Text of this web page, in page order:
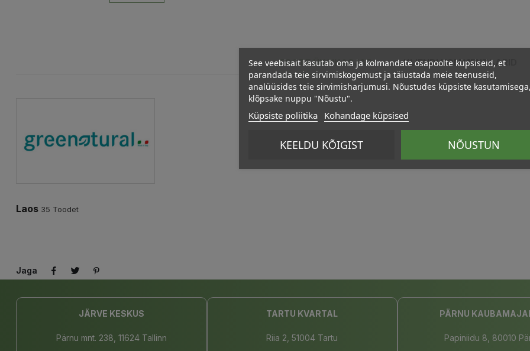
TOOTE ÜKSIKASJAD KLIENDI KOMMENTAARID
Laos 35 Toodet
Jaga
JÄRVE KESKUS
Pärnu mnt. 238, 11624 Tallinn
TARTU KVARTAL
Riia 2, 51004 Tartu
PÄRNU
Papiniidu 8, 80010
See veebisait kasutab oma ja kolmandate osapoolte küpsiseid, et
parandada teie sirvimiskogemust ja täiustada meie teenuseid,
analüüsides teie sirvimisharjumusi. Nõustudes küpsiste
klõpsake nuppu "Nõustu".
Küpsiste poliitika Kohandage küpsised
KEELDU KÕIGIST NÕUSTUN